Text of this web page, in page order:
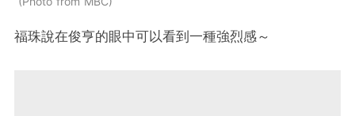
福珠說在俊亨的眼中可以看到一種強烈感～